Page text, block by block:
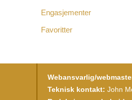
Engasjementer
Favoritter
Webansvarlig/
Teknisk kontakt: John